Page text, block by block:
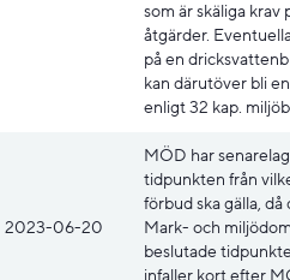
som är skäliga krav
åtgärder.
på en
kan därutöver bli
enligt 32 kap.
2023-06-20
MÖD har
tidpunkten från
förbud ska gälla, då
Mark- och
beslutade